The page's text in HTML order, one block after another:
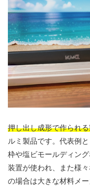
押し出し成形で作られ
ルミ製品です。代表例
枠や塩ビモールディン
装置が使われ、また様
の場合は大きな材料メー